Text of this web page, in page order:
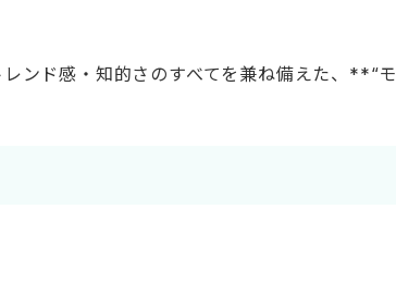
ンド感・知的さのすべてを兼ね備えた、**“モ